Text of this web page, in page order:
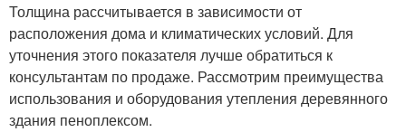
Толщина рассчитывается в зависимости от
расположения дома и климатических условий. Для
уточнения этого показателя лучше обратиться к
консультантам по продаже. Рассмотрим преимущества
использования и оборудования утепления деревянного
здания пеноплексом.